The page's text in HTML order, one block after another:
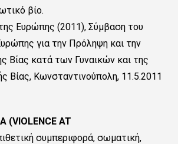
βίο.
Ευρώπης (2011), Σύμβαση του
για την Πρόληψη και την
Βίας κατά των Γυναικών και της
Βίας, Κωνσταντινούπολη, 11.5.2011
(VIOLENCE AT
συμπεριφορά, σωματική,